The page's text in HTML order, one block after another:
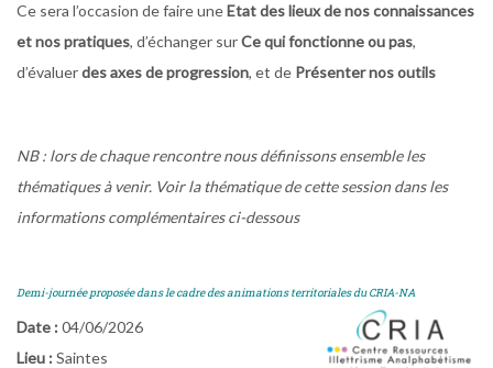
Ce sera l’occasion de faire uneEtat des lieux de nos connaissances
et nos pratiques, d’échanger surCe qui fonctionne ou pas,
d’évaluerdes axes de progression, et de Présenter nos outils
NB : lors de chaque rencontre nous définissons ensemble les
thématiques à venir. Voir la thématique de cette session dans les
informations complémentaires ci-dessous
Demi-journée proposée dans le cadre des animations territorialesdu CRIA-NA
Date :04/06/2026
Lieu :Saintes